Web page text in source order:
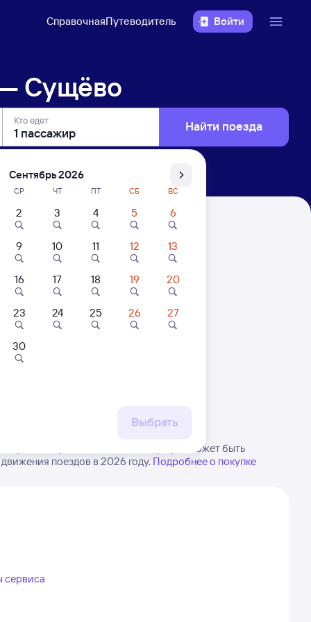
СправочнаяПутеводитель Войти
Сущёво
Кто едет Найти поезда
Сущёво. Будьте внимательны, график может быть
поездов в 2026 году. Подробнее о покупке
сервиса
Сентябрь 2026
СР ЧТ ПТ СБ ВС
2 3 4 5 6
9 10 11 12 13
16 17 18 19 20
23 24 25 26 27
30
Выбрать